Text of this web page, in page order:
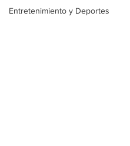
Entretenimiento y Deportes